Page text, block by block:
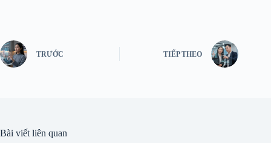
TRƯỚC TIẾP THEO
Bài viết liên quan